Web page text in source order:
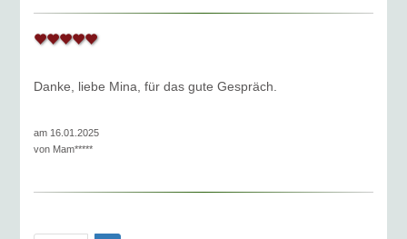
Danke, liebe Mina, für das gute Gespräch.
am 16.01.2025
von Mam*****